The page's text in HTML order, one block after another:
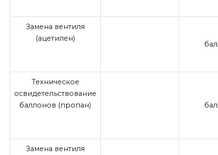
Замена вентиля
(ацетилен)
Техническое
освидетельствование
баллонов (пропан)
Замена вентиля